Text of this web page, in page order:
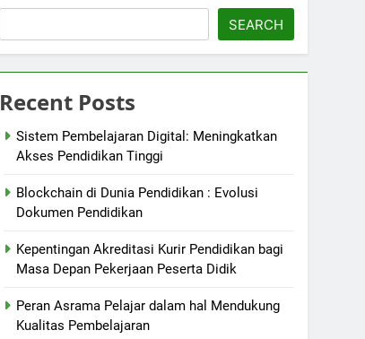
SEARCH
Recent Posts
Sistem Pembelajaran Digital: Meningkatkan
Akses Pendidikan Tinggi
Blockchain di Dunia Pendidikan : Evolusi
Dokumen Pendidikan
Kepentingan Akreditasi Kurir Pendidikan bagi
Masa Depan Pekerjaan Peserta Didik
Peran Asrama Pelajar dalam hal Mendukung
Kualitas Pembelajaran